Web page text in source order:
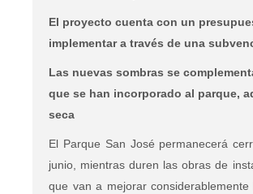
El proyecto cuenta con un
implementar a través de una
Las nuevas sombras se
que se han incorporado al parque,
seca
El Parque San José permanecerá
junio, mientras duren las obras de
que van a mejorar